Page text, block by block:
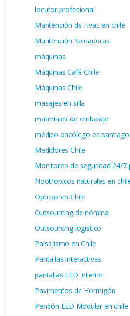
locutor profesional
Mantención de Hvac en chile
Mantención Soldadoras
máquinas
Máquinas Café Chile
Máquinas Chile
masajes en silla
materiales de embalaje
médico oncólogo en santiago
Medidores Chile
Monitoreo de seguridad 24/7
Nootropicos naturales en
Opticas en Chile
Outsourcing de nómina
Outsourcing logistico
Paisajismo en Chile
Pantallas interactivas
pantallas LED Interior
Pavimentos de Hormigón
Pendón LED Modular en chile